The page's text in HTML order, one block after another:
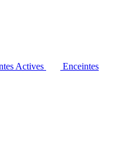
Actives
Enceintes